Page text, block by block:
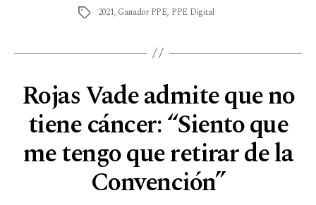
2021, Ganador PPE, PPE Digital
Rojas Vade admite que no
tiene cáncer: “Siento que
me tengo que retirar de la
Convención”